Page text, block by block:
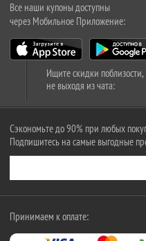
Все наши купоны доступны
через Мобильное Приложение:
Ищите скидки поблизости,
не выходя из чата:
Сэкономьте до 90% при любых
Подпишитесь на самые выгодные
Принимаем к оплате: